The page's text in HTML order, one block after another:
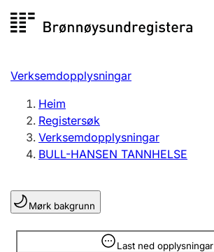
til
Registersøk
Aksjeselskap
Enkeltpersonføretak
Registrere, endre, slette
Lag og foreining
Registrere, endre, slette
Verksemdopplysningar
Heim
Registersøk
Verksemdopplysningar
BULL-HANSEN TANNHELSE
Mørk bakgrunn
Last ned opplysningar
Opplysninger er skjult